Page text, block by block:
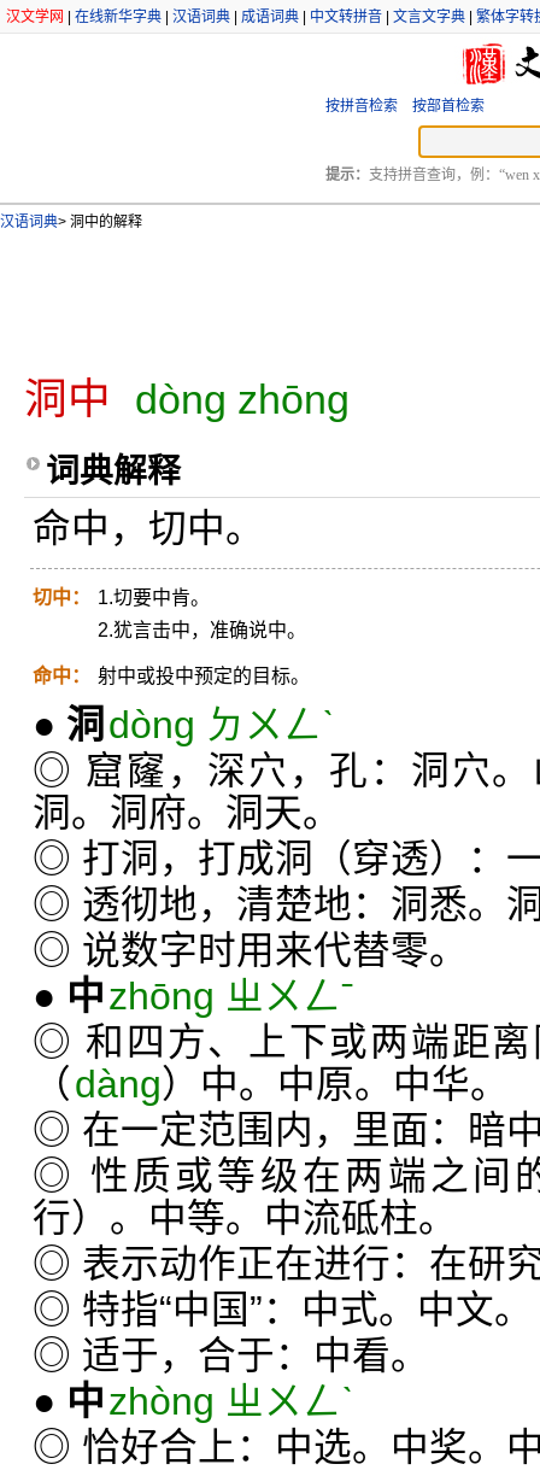
汉文学网 在线新华字典 汉语词典 成语词典 中文转拼音 文言文字典 繁体字转
按拼音检索 按部首检索
提示： 支持拼音查询，例：“wen
汉语词典> 洞中的解释
洞中 dòng zhōng
词典解释
命中，切中。
切中：
1.切要中肯。
2.犹言击中，准确说中。
命中： 射中或投中预定的目标。
● 洞 dòng ㄉㄨㄥˋ
◎ 窟窿，深穴，孔：洞穴
洞。洞府。洞天。
◎ 打洞，打成洞（穿透）：
◎ 透彻地，清楚地：洞悉。
◎ 说数字时用来代替零。
● 中zhōng ㄓㄨㄥˉ
◎ 和四方、上下或两端距
（dàng）中。中原。中华。
◎ 在一定范围内，里面：暗
◎ 性质或等级在两端之间
行）。中等。中流砥柱。
◎ 表示动作正在进行：在研
◎ 特指“中国”：中式。中文。
◎ 适于，合于：中看。
● 中zhòng ㄓㄨㄥˋ
◎ 恰好合上：中选。中奖。